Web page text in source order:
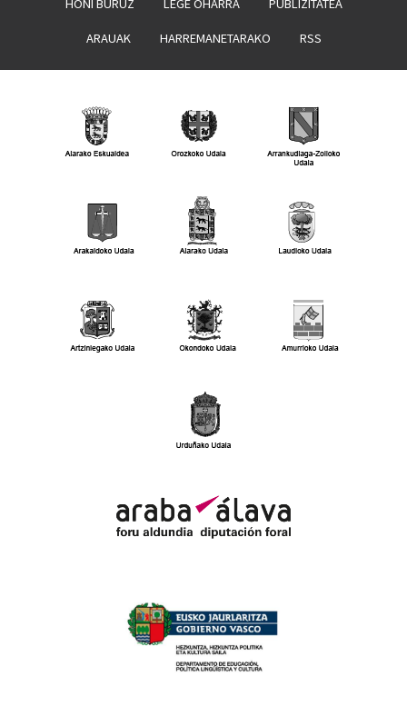
HONI BURUZ LEGE OHARRA PUBLIZITATEA
ARAUAK HARREMANETARAKO RSS